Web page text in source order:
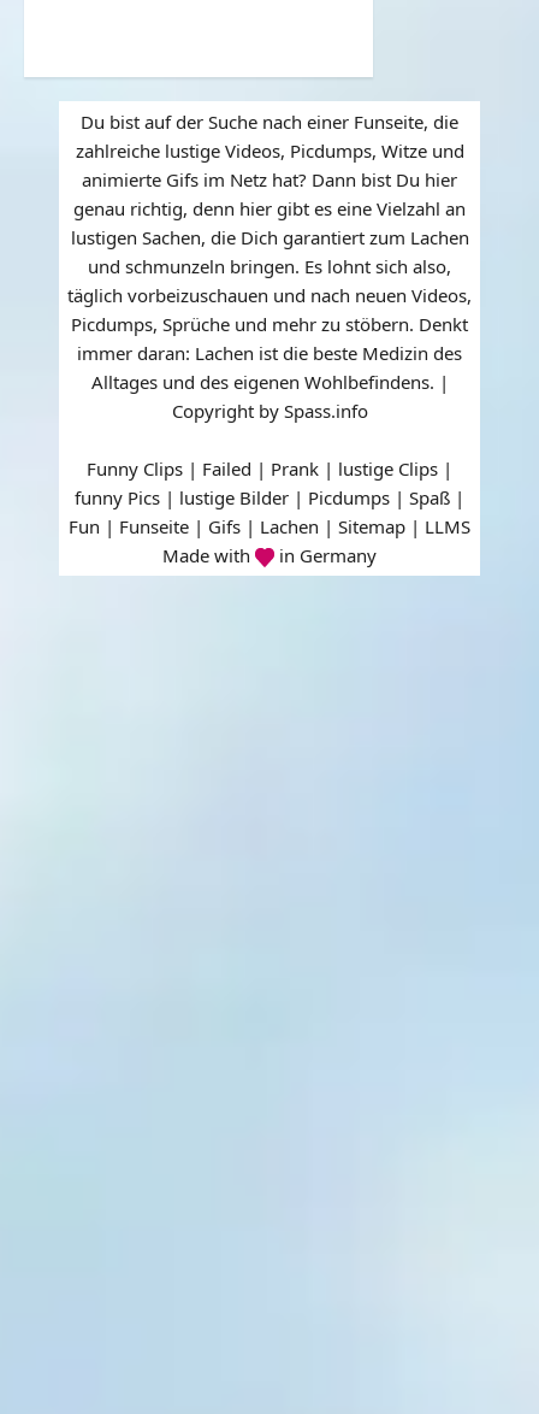
Du bist auf der Suche nach einer Funseite, die
zahlreiche lustige Videos, Picdumps, Witze und
animierte Gifs im Netz hat? Dann bist Du hier
genau richtig, denn hier gibt es eine Vielzahl an
lustigen Sachen, die Dich garantiert zum Lachen
und schmunzeln bringen. Es lohnt sich also,
täglich vorbeizuschauen und nach neuen Videos,
Picdumps, Sprüche und mehr zu stöbern. Denkt
immer daran: Lachen ist die beste Medizin des
Alltages und des eigenen Wohlbefindens. |
Copyright by Spass.info
Funny Clips | Failed | Prank | lustige Clips |
funny Pics | lustige Bilder | Picdumps | Spaß |
Fun | Funseite | Gifs | Lachen | Sitemap | LLMS
Made with
in Germany